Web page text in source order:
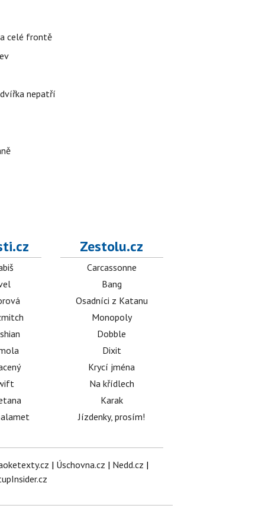
celé frontě
nepatří
Zestolu.cz
Carcassonne
Bang
Osadníci z Katanu
Monopoly
Dobble
Dixit
Krycí jména
Na křídlech
Karak
Jízdenky, prosím!
| Úschovna.cz | Nedd.cz |